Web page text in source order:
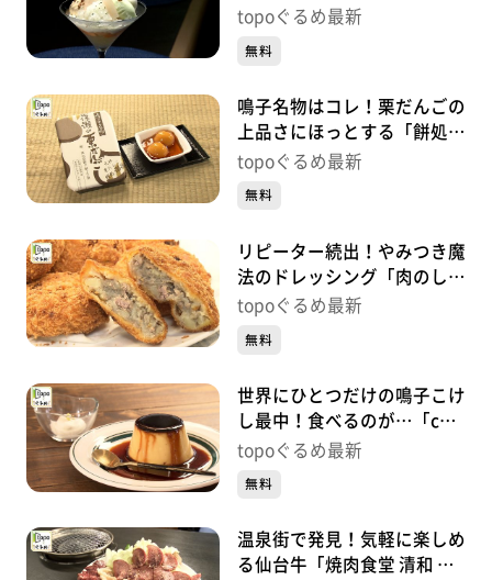
ール エトネ」（青葉区国分
topoぐるめ最新
無料
鳴子名物はコレ！栗だんごの
上品さにほっとする「餅処
深瀬」（大崎市鳴子温泉湯
topoぐるめ最新
無料
リピーター続出！やみつき魔
法のドレッシング「肉のしば
さき」（大崎市鳴子温泉湯
topoぐるめ最新
無料
世界にひとつだけの鳴子こけ
し最中！食べるのが…「cafe
gutto」（大崎市鳴子温泉湯
topoぐるめ最新
無料
温泉街で発見！気軽に楽しめ
る仙台牛「焼肉食堂 清和 鳴